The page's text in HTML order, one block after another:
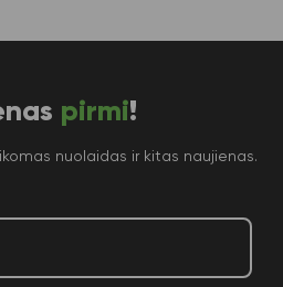
pirmi!
nuolaidas ir kitas naujienas.